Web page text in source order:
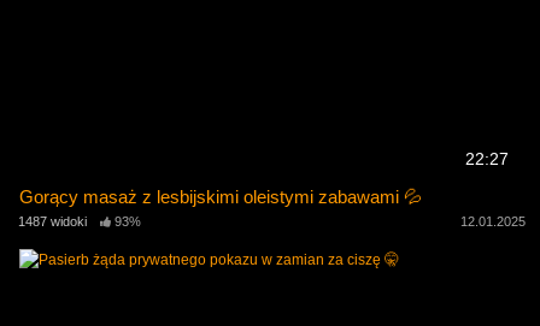
22:27
Gorący masaż z lesbijskimi oleistymi zabawami 💦
1487 widoki 93% 12.01.2025